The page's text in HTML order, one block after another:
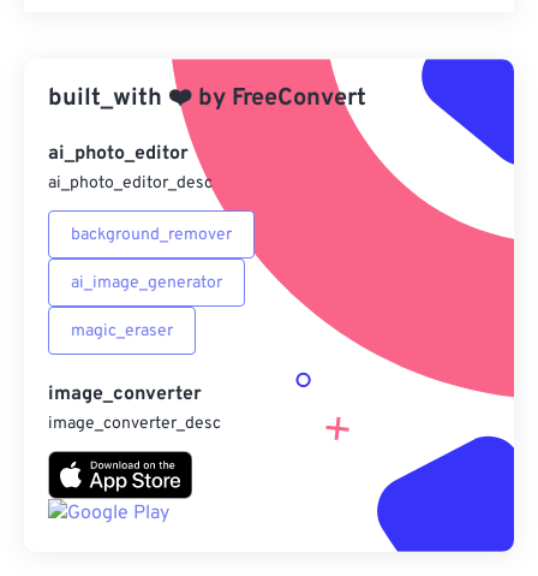
另存為預設
built_with ❤️ by FreeConvert
ai_photo_editor
ai_photo_editor_desc
background_remover
ai_image_generator
magic_eraser
image_converter
image_converter_desc